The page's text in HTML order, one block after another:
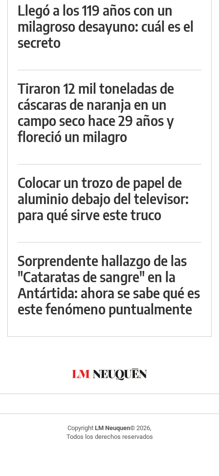
Llegó a los 119 años con un
milagroso desayuno: cuál es el
secreto
Tiraron 12 mil toneladas de
cáscaras de naranja en un
campo seco hace 29 años y
floreció un milagro
Colocar un trozo de papel de
aluminio debajo del televisor:
para qué sirve este truco
Sorprendente hallazgo de las
"Cataratas de sangre" en la
Antártida: ahora se sabe qué es
este fenómeno puntualmente
Copyright LM Neuquen© 2026,
Todos los derechos reservados